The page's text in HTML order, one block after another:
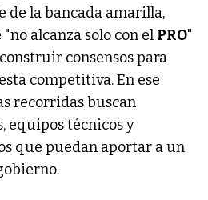
de la bancada amarilla,
alcanza solo con el PRO"
consensos para
competitiva. En ese
recorridas buscan
equipos técnicos y
que puedan aportar a un